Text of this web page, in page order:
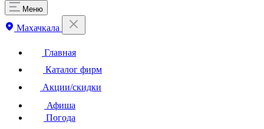
Меню
Махачкала
Главная
Каталог фирм
Акции/скидки
Афиша
Погода